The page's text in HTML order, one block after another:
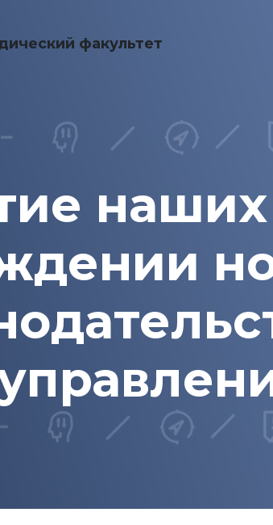
факультет